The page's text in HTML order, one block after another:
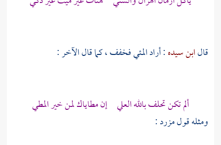
قالابن سيده: أراد المئي فخفف ، كما قال الآخر :
ألم تكن تحلف بالله العلي إن مطاياك لمن خير المطي
ومثله قولمزرد: